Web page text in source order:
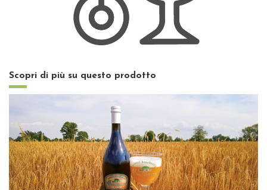
Scopri di più su questo prodotto